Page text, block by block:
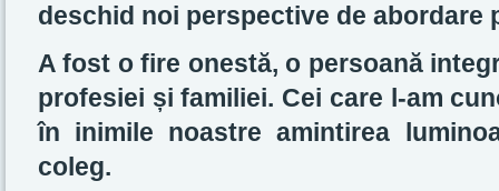
deschid noi perspective de abordare
A fost o fire onestă, o persoană
profesiei și familiei. Cei care l-am
în inimile noastre amintirea
coleg.